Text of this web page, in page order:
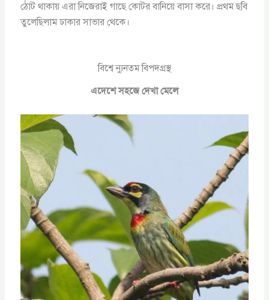
ঠোট থাকায় এরা নিজেরাই গাছে কোটর বানিয়ে বাসা করে। প্রথম ছবি
তুলেছিলাম ঢাকার সাভার থেকে।
বিশ্বে ন্যুনতম বিপদগ্রস্থ
এদেশে সহজে দেখা মেলে